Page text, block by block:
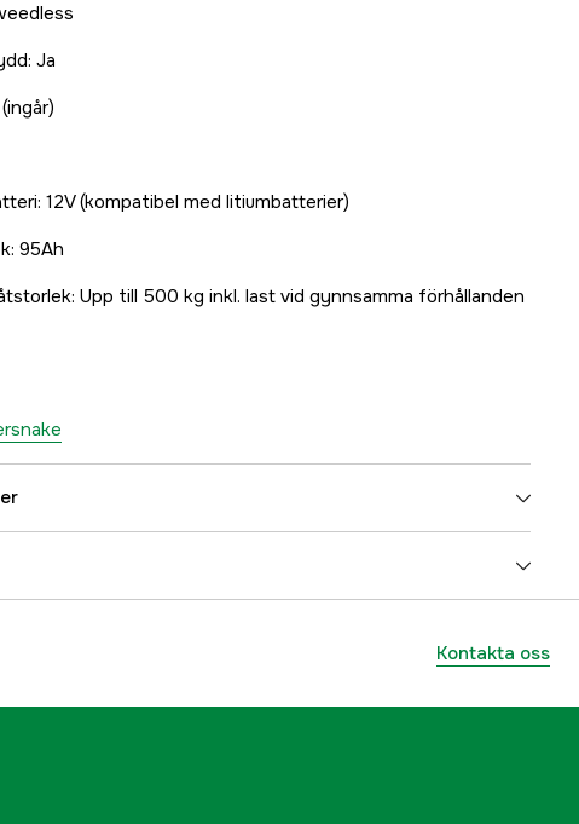
Ja
12V (kompatibel med litiumbatterier)
95Ah
Upp till 500 kg inkl. last vid gynnsamma förhållanden
Kontakta oss